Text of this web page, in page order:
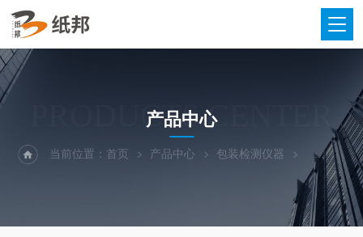
PRODUCTS CENTER
产品中心
当前位置：首页 产品中心 包装检测仪器 纸板耐破